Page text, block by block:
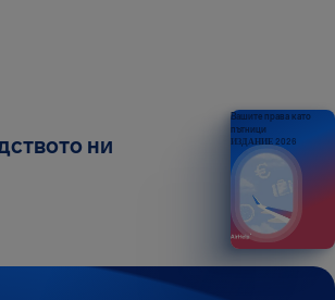
ни
Вашите права като
пътници
ИЗДАНИЕ 2026